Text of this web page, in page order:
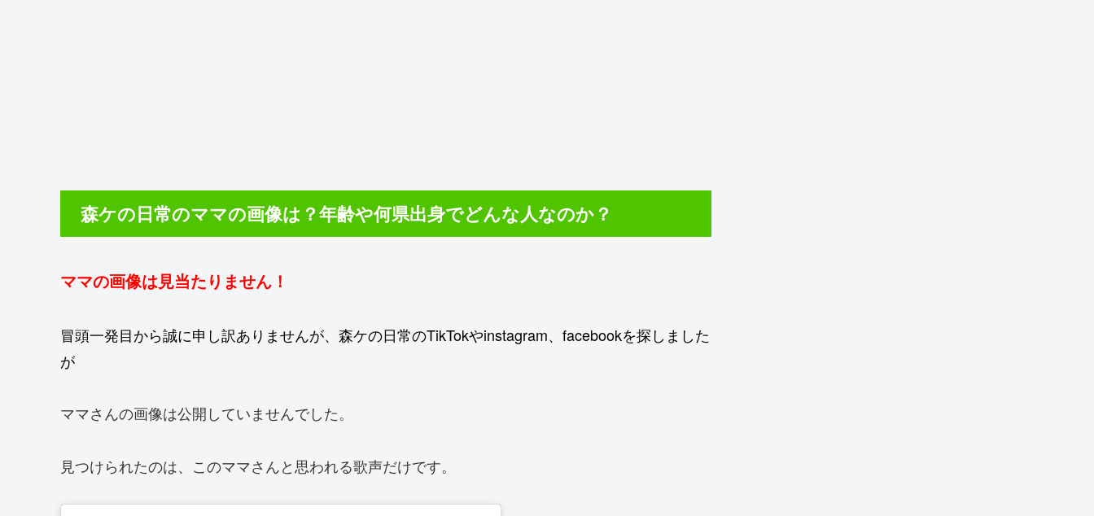
森ケの日常のママの画像は？年齢や何県出身でどんな人なのか？
ママの画像は見当たりません！
冒頭一発目から誠に申し訳ありませんが、森ケの日常のTikTokやinstagram、facebookを探しました
が
ママさんの画像は公開していませんでした。
見つけられたのは、このママさんと思われる歌声だけです。